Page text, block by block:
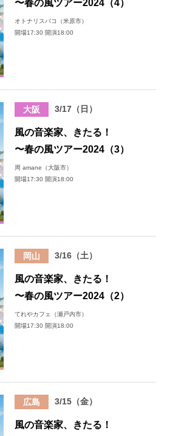
〜春の風ツアー2024（4）
オトナリスバコ（米原市）
開場17:30 開演18:00
大阪 3/17（日）
風の音楽家、きたる！
〜春の風ツアー2024（3）
周 amane（大阪市）
開場17:30 開演18:00
岡山 3/16（土）
風の音楽家、きたる！
〜春の風ツアー2024（2）
てれやカフェ（瀬戸内市）
開場17:30 開演18:00
広島 3/15（金）
風の音楽家、きたる！